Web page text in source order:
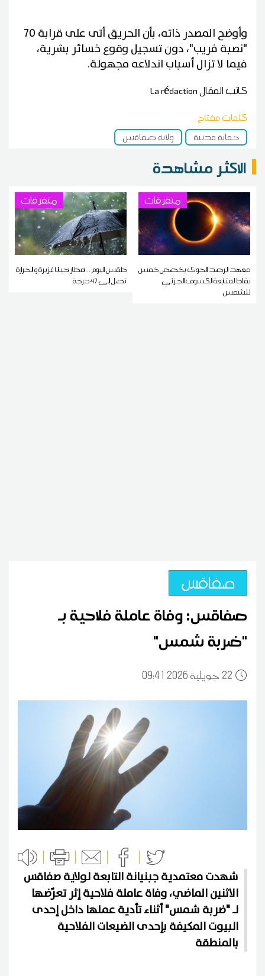
وأوضح المصدر ذاته، بأن الحريق أتى على قرابة 70
"نصبة فريب"، دون تسجيل وقوع خسائر بشرية،
فيما لا تزال أسباب اندلاعه مجهولة.
كاتب المقالLa rédaction
كلمات مفتاح
حماية مدنية
ولاية صفاقس
الاكثر مشاهدة
متفرقات
معهد الرصد الجوي يخصص خمس
نقاط لمتابعة الكسوف الجزئي
للشمس
متفرقات
طقس اليوم ...أمطار أحيانا غزيرة و الحرارة
تصل إلى 47 درجة
صفاقس
صفاقس: وفاة عاملة فلاحية بـ
"ضربة شمس"
22 09:41 2026 جويلية
شهدت معتمدية جبنيانة التابعة لولاية صفاقس
الاثنين الماضي، وفاة عاملة فلاحية إثر تعرّضها
لـ "ضربة شمس" أثناء تأدية عملها داخل إحدى
البيوت المكيفة بإحدى الضيعات الفلاحية
بالمنطقة